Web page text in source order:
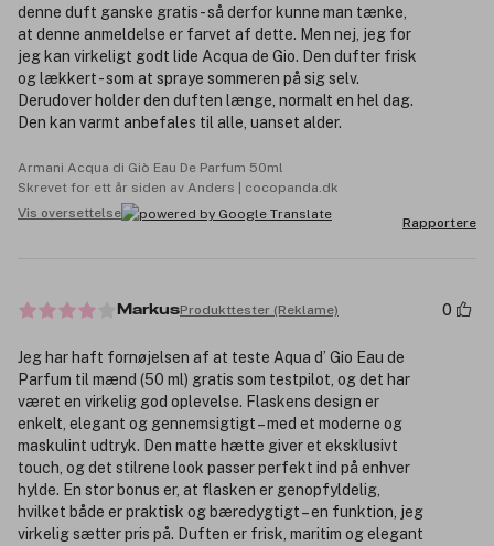
denne duft ganske gratis - så derfor kunne man tænke,
at denne anmeldelse er farvet af dette. Men nej, jeg for
jeg kan virkeligt godt lide Acqua de Gio. Den dufter frisk
og lækkert - som at spraye sommeren på sig selv.
Derudover holder den duften længe, normalt en hel dag.
Den kan varmt anbefales til alle, uanset alder.
Armani Acqua di Giò Eau De Parfum 50ml
Skrevet for ett år siden av Anders | cocopanda.dk
Vis oversettelse
Rapportere
MarkusProdukttester (Reklame) 0
Jeg har haft fornøjelsen af at teste Aqua d’ Gio Eau de
Parfum til mænd (50 ml) gratis som testpilot, og det har
været en virkelig god oplevelse. Flaskens design er
enkelt, elegant og gennemsigtigt – med et moderne og
maskulint udtryk. Den matte hætte giver et eksklusivt
touch, og det stilrene look passer perfekt ind på enhver
hylde. En stor bonus er, at flasken er genopfyldelig,
hvilket både er praktisk og bæredygtigt – en funktion, jeg
virkelig sætter pris på. Duften er frisk, maritim og elegant